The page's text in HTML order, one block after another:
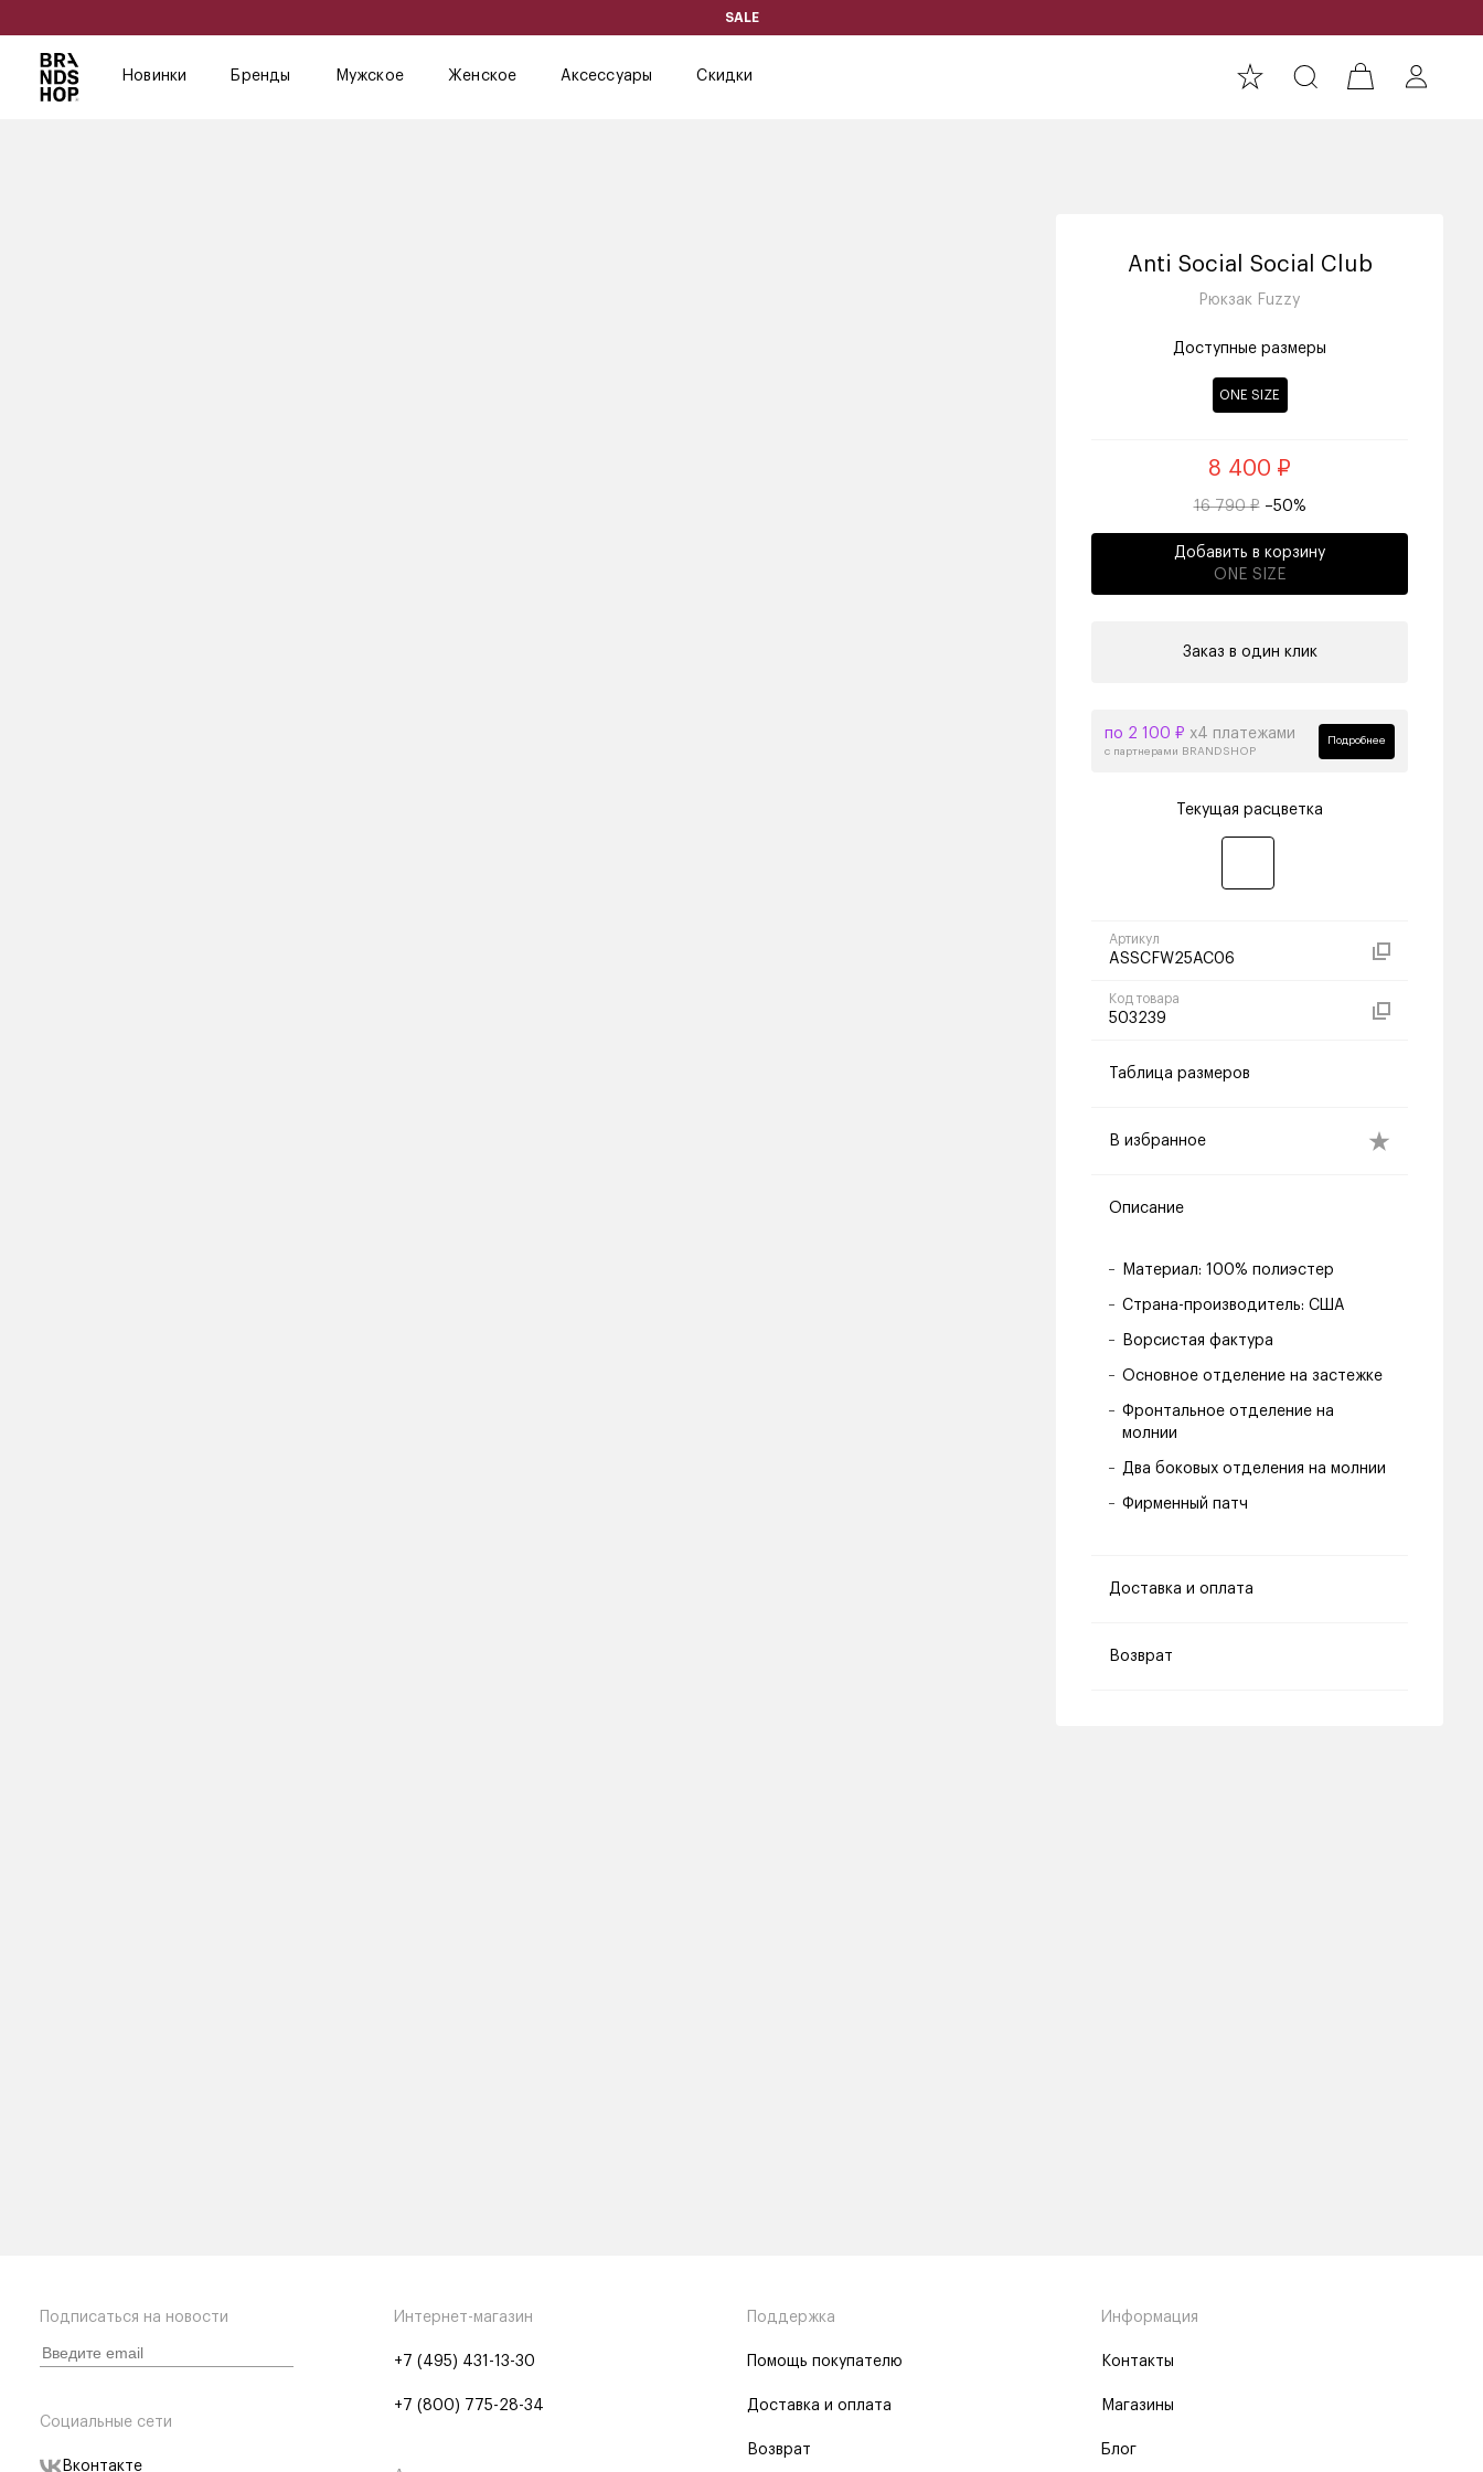
SALE
Новинки Бренды Мужское Женское Аксессуары Скидки
Anti Social Social Club
Рюкзак Fuzzy
Доступные размеры
ONE SIZE
8 400 ₽
16 790 ₽ –50%
Добавить в корзину
ONE SIZE
Заказ в один клик
по 2 100 ₽ х4 платежами
с партнерами BRANDSHOP
Подробнее
Текущая расцветка
Артикул
ASSCFW25AC06
Код товара
503239
Таблица размеров
В избранное
Описание
Материал: 100% полиэстер
Страна-производитель: США
Ворсистая фактура
Основное отделение на застежке
Фронтальное отделение на
молнии
Два боковых отделения на молнии
Фирменный патч
Доставка и оплата
Возврат
Подписаться на новости
Социальные сети
Вконтакте
Интернет-магазин
+7 (495) 431-13-30
+7 (800) 775-28-34
Поддержка
Помощь покупателю
Доставка и оплата
Возврат
Информация
Контакты
Магазины
Блог